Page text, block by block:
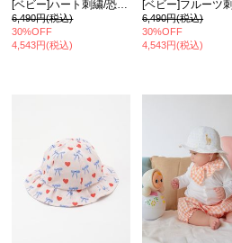
[ベビー]ハート刺繍/恐竜刺繍日よけ付きハット
6,490円(税込)
30%OFF
4,543円(税込)
6,490円(税込)
30%OFF
4,543円(税込)